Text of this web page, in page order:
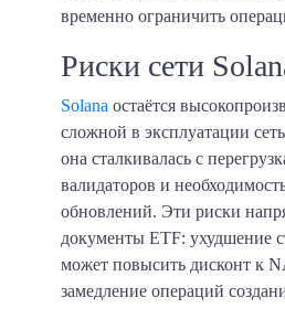
временно ограничить
Риски сети
Solana остаётся
сложной в эксплуатации
она сталкивалась с
валидаторов и
обновлений. Эти риски
документы ETF: ухудшение
может повысить дисконт к
замедление операций